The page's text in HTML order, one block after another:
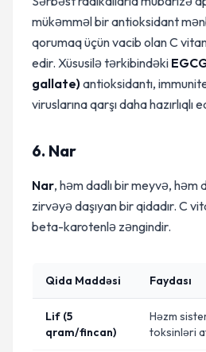
mükəmməl bir antioksidant
qorumaq üçün vacib olan C
edir. Xüsusilə tərkibindəki
gallate)antioksidantı,
viruslarına qarşı daha hazırlıqlı
6. Nar
Nar, həm dadlı bir meyvə,
zirvəyə daşıyan bir qidadır. C
beta-karotenlə zəngindir.
Qida Maddəsi Faydası
Lif (5
qram/fincan)
Həzm
toksinləri